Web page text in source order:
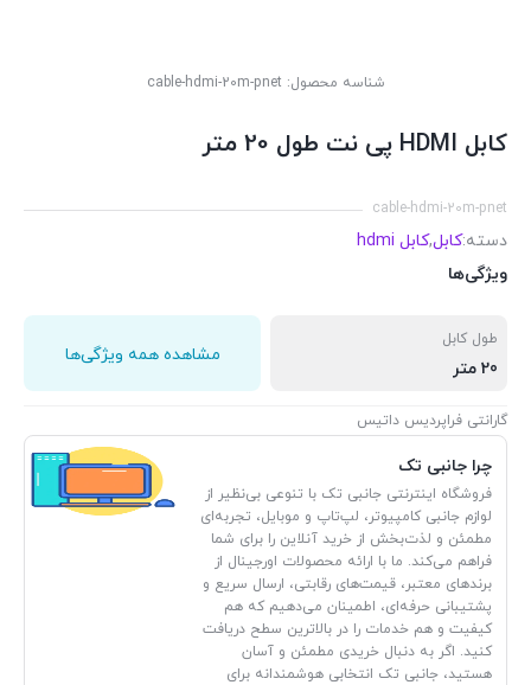
شناسه محصول: cable-hdmi-20m-pnet
کابل HDMI پی نت طول 20 متر
cable-hdmi-20m-pnet
دسته:کابل,کابل hdmi
ویژگی‌ها
طول کابل
20 متر
مشاهده همه ویژگی‌ها
گارانتی فراپردیس داتیس
چرا جانبی تک
فروشگاه اینترنتی جانبی تک با تنوعی بی‌نظیر از
لوازم جانبی کامپیوتر، لپ‌تاپ و موبایل، تجربه‌ای
مطمئن و لذت‌بخش از خرید آنلاین را برای شما
فراهم می‌کند. ما با ارائه محصولات اورجینال از
برندهای معتبر، قیمت‌های رقابتی، ارسال سریع و
پشتیبانی حرفه‌ای، اطمینان می‌دهیم که هم
کیفیت و هم خدمات را در بالاترین سطح دریافت
کنید. اگر به دنبال خریدی مطمئن و آسان
هستید، جانبی تک انتخابی هوشمندانه برای